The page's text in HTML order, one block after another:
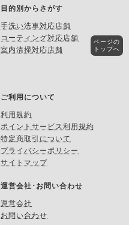
目的別からさがす
手洗い洗車対応店舗
コーティング対応店舗
室内清掃対応店舗
ご利用について
利用規約
ポイントサービス利用規約
特定商取引について
プライバシーポリシー
サイトマップ
運営会社･お問い合わせ
運営会社
お問い合わせ
ページの
トップへ